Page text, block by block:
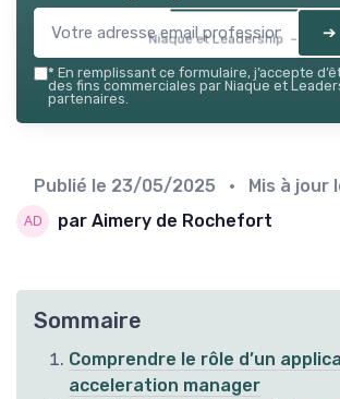
Niaque et Leadership — 2026
➔
* En remplissant ce formulaire, j’accepte
des fins commerciales par Niaque et
partenaires.
Publié le 23/05/2025 • Mis à jour
par Aimery de Rochefort
Sommaire
Comprendre le rôle d’un
acceleration manager